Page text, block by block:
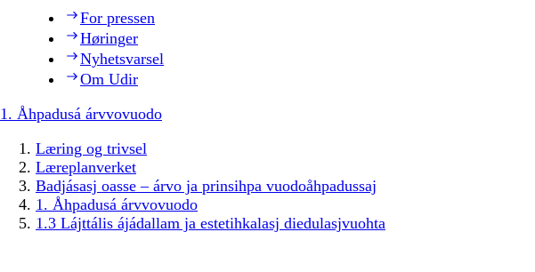
For pressen
Høringer
Nyhetsvarsel
Om Udir
1. Åhpadusá árvvovuodo
Læring og trivsel
Læreplanverket
Badjásasj oasse – árvo ja prinsihpa vuodoåhpadussaj
1. Åhpadusá árvvovuodo
1.3 Lájttális ájádallam ja estetihkalasj diedulasjvuohta